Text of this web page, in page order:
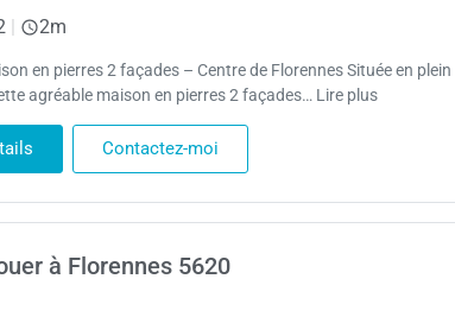
| 2m
en pierres 2 façades – Centre de Florennes Située en
agréable maison en pierres 2 façades… Lire plus
Contactez-moi
à Florennes 5620